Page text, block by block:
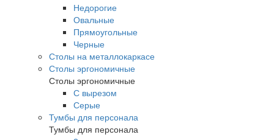
Недорогие
Овальные
Прямоугольные
Черные
Столы на металлокаркасе
Столы эргономичные
Столы эргономичные
С вырезом
Серые
Тумбы для персонала
Тумбы для персонала